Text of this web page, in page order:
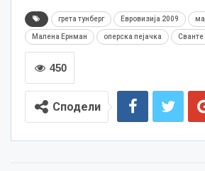
грета тунберг Евровизија 2009
Малена Ернман оперска пејачка Сванте
450
Сподели